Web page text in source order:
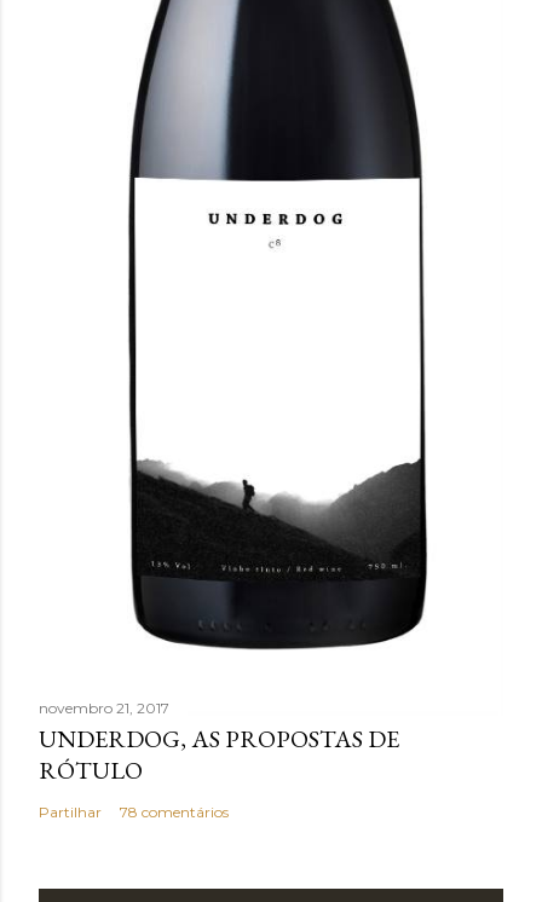
novembro 21, 2017
UNDERDOG, AS PROPOSTAS DE
RÓTULO
Partilhar 78 comentários